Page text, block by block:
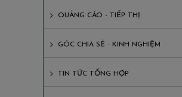
QUẢNG CÁO - TIẾP THỊ
GÓC CHIA SẺ - KINH NGHIỆM
TIN TỨC TỔNG HỢP